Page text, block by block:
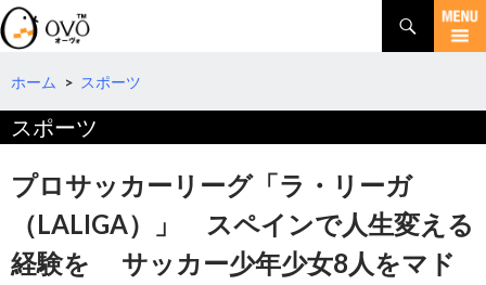
検
索
コ
テ
へ
移
ホーム > スポーツ
スポーツ
プロサッカーリーグ「ラ・リーガ
（LALIGA）」 スペインで人生変える
経験を サッカー少年少女8人をマド